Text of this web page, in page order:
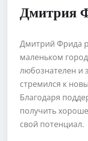
Дмитрия
Дмитрий Фрида
маленьком
любознателен и
стремился к
Благодаря
получить
свой потенциал.